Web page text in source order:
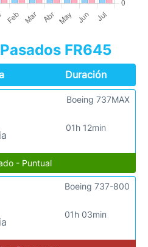
FR645
Duración
01h 12min
Boeing 737MAX
- Puntual
01h 03min
Boeing 737-800